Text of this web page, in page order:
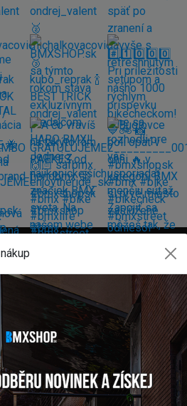
ADRESA
DIAMONDS s. r. o.
sv. Martina 708/30
082 71 Lipany
948 374 905